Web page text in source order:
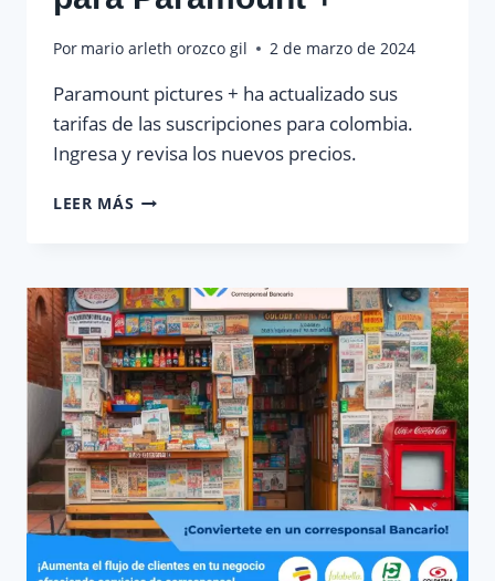
Por mario arleth orozco gil 2 de marzo de 2024
Paramount pictures + ha actualizado sus
tarifas de las suscripciones para colombia.
Ingresa y revisa los nuevos precios.
LEER MÁS NUEVOS
PARAMOUNT
+